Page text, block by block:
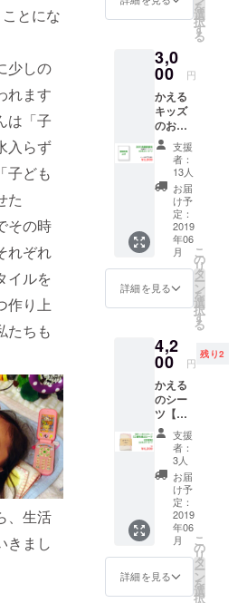
とにな
少しの
れます
は「子
入らず
子ども
た
その時
れぞれ
イルを
作り上
たちも
、生活
きまし
＆お礼
のメッ
を
選
択
す
る
3,0
00 円
かえる
キッズ
のお助
け隊へ
の応援
の気持
ちB お
礼の
メッ
セージ
＆大泉
エリが
2018年
に講演
した中
から2つ
資料を
再編集
してお
送りし
ます。
母親と
してお
話した
「神経
難病の
娘との
コミュ
ニケー
ション
の育ち
につい
て」、
支援
者：
13人
お届
け予
定：
2019
年06
月
詳細を見る
こ
の
リ
タ
ー
ン
を
選
択
す
る
4,2
00 円
残り2
かえる
のシー
ツ【ご
縁を結
ぶシー
GOEN
】1枚＆
お礼の
メッ
セージ
支援
者：
3人
お届
け予
定：
2019
年06
月
詳細を見る
こ
の
リ
タ
ー
ン
を
選
択